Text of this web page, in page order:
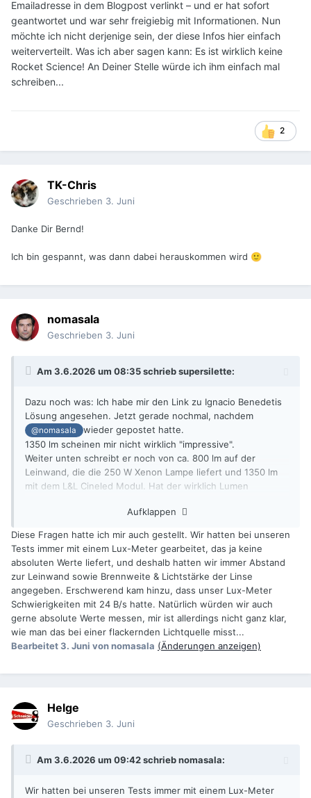
Emailadresse in dem Blogpost verlinkt – und er hat sofort
geantwortet und war sehr freigiebig mit Informationen. Nun
möchte ich nicht derjenige sein, der diese Infos hier einfach
weiterverteilt. Was ich aber sagen kann: Es ist wirklich keine
Rocket Science! An Deiner Stelle würde ich ihm einfach mal
schreiben...
2
TK-Chris
Geschrieben 3. Juni
Danke Dir Bernd!
Ich bin gespannt, was dann dabei herauskommen wird 🙂
nomasala
Geschrieben 3. Juni
Am 3.6.2026 um 08:35 schriebsupersilette:
Dazu noch was: Ich habe mir den Link zu Ignacio Benedetis
Lösung angesehen. Jetzt gerade nochmal, nachdem
@nomasala
wieder gepostet hatte.
1350 lm scheinen mir nicht wirklich "impressive".
Weiter unten schreibt er noch von ca. 800 lm auf der
Leinwand, die die 250 W Xenon Lampe liefert und 1350 lm
mit dem L&L Cineled Modul. Hat der wirklich Lumen
liefern einen Lampenlichtstrom von 12500 lm.
noch auf das zweite Kapitel warten.
Aufklappen
Diese Fragen hatte ich mir auch gestellt. Wir hatten bei unseren
Tests immer mit einem Lux-Meter gearbeitet, das ja keine
absoluten Werte liefert, und deshalb hatten wir immer Abstand
zur Leinwand sowie Brennweite & Lichtstärke der Linse
angegeben. Erschwerend kam hinzu, dass unser Lux-Meter
Schwierigkeiten mit 24 B/s hatte. Natürlich würden wir auch
gerne absolute Werte messen, mir ist allerdings nicht ganz klar,
wie man das bei einer flackernden Lichtquelle misst...
Bearbeitet3. Juni von nomasala (Änderungen anzeigen)
Helge
Geschrieben 3. Juni
Am 3.6.2026 um 09:42 schriebnomasala:
Wir hatten bei unseren Tests immer mit einem Lux-Meter